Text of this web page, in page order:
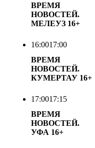
ВРЕМЯ
НОВОСТЕЙ.
МЕЛЕУЗ 16+
16:0017:00
ВРЕМЯ
НОВОСТЕЙ.
КУМЕРТАУ 16+
17:0017:15
ВРЕМЯ
НОВОСТЕЙ.
УФА 16+